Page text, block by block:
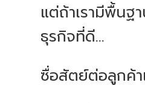
แต่ถ้าเรามีพื้นฐ
ธุรกิจที่ดี...
ซื่อสัตย์ต่อลูกค้า